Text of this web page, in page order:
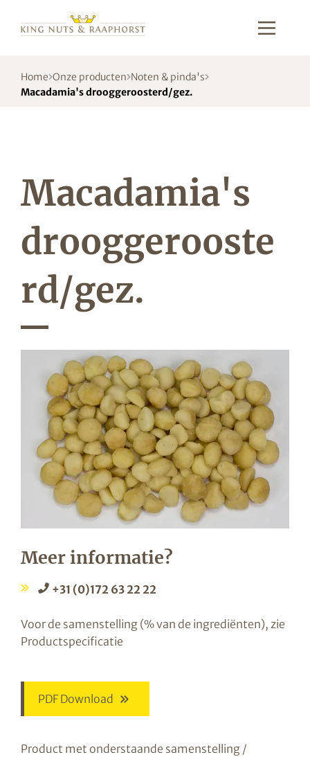
Home Onze producten Noten & pinda's
Macadamia's drooggeroosterd/gez.
Macadamia's
drooggerooste
rd/gez.
Meer informatie?
+31 (0)172 63 22 22
Voor de samenstelling (% van de ingrediënten), zie
Productspecificatie
PDF Download
Product met onderstaande samenstelling /